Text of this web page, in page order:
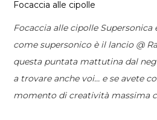
Focaccia alle cipolle
Focaccia alle cipolle
come supersonico è il lancio @
questa puntata mattutina dal
a trovare anche voi… e se avete
momento di creatività massima